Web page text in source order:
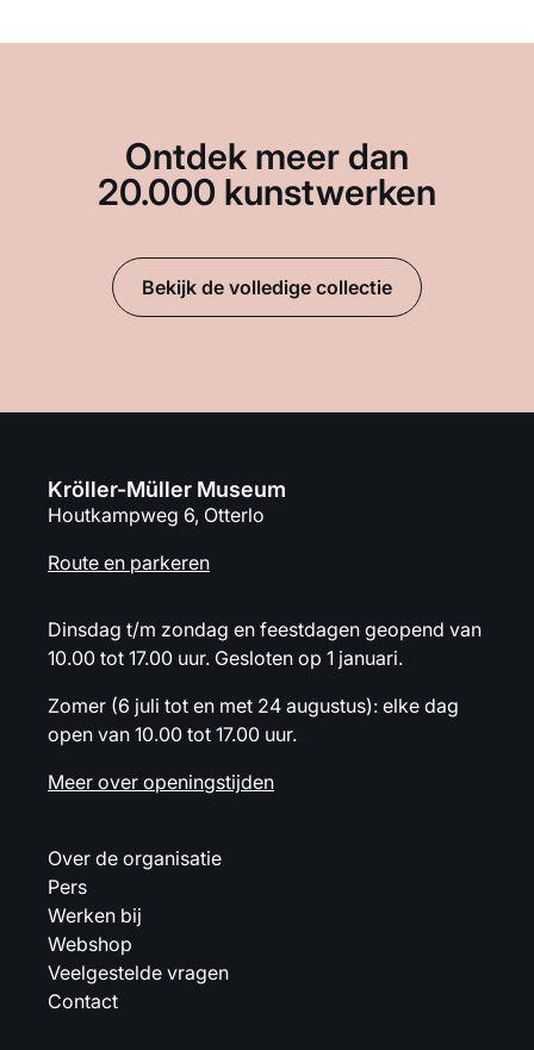
Ontdek meer dan
20.000 kunstwerken
Bekijk de volledige collectie
Kröller-Müller Museum
Houtkampweg 6, Otterlo
Route en parkeren
Dinsdag t/m zondag en feestdagen geopend van
10.00 tot 17.00 uur. Gesloten op 1 januari.
Zomer (6 juli tot en met 24 augustus): elke dag
open van 10.00 tot 17.00 uur.
Meer over openingstijden
Over de organisatie
Pers
Werken bij
Webshop
Veelgestelde vragen
Contact